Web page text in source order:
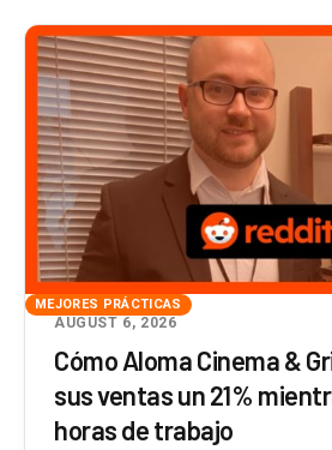
MEJORES PRÁCTICAS
AUGUST 6, 2026
Cómo Aloma Cinema &
sus ventas un 21%
horas de trabajo